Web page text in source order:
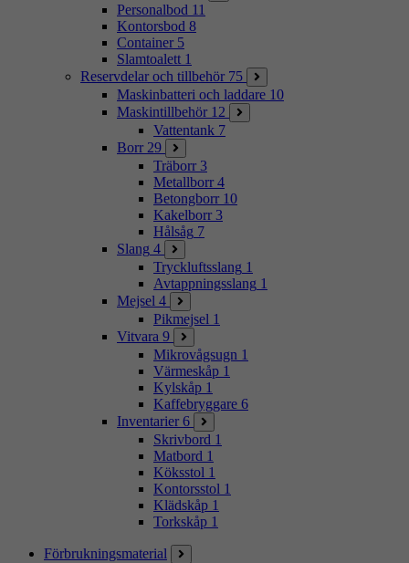
Personalbod 11
Kontorsbod 8
Container 5
Slamtoalett 1
Reservdelar och tillbehör 75
Maskinbatteri och laddare 10
Maskintillbehör 12
Vattentank 7
Borr 29
Träborr 3
Metallborr 4
Betongborr 10
Kakelborr 3
Hålsåg 7
Slang 4
Tryckluftsslang 1
Avtappningsslang 1
Mejsel 4
Pikmejsel 1
Vitvara 9
Mikrovågsugn 1
Värmeskåp 1
Kylskåp 1
Kaffebryggare 6
Inventarier 6
Skrivbord 1
Matbord 1
Köksstol 1
Kontorsstol 1
Klädskåp 1
Torkskåp 1
Förbrukningsmaterial